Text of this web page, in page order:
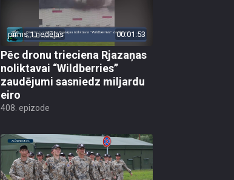
pirms 1 nedēļas 00:01:53
Pēc dronu trieciena Rjazaņas
noliktavai “Wildberries”
zaudējumi sasniedz miljardu
eiro
408. epizode